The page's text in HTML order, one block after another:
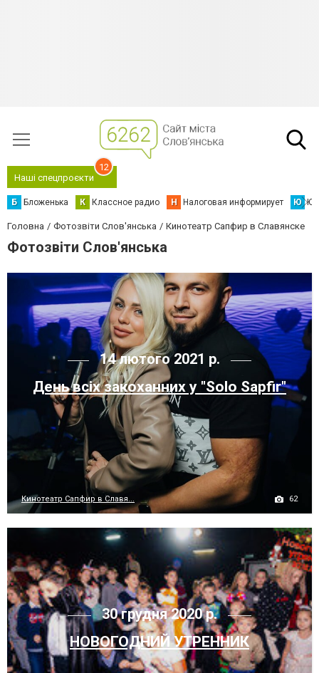
Наші спецпроєкти
12
Б Бложенька К Классное радио Н Налоговая информирует Ю
Головна Фотозвіти Слов'янська Кинотеатр Сапфир в Славянске
Фотозвіти Слов'янська
14 лютого 2021 р.
День всіх закоханних у "Solo Sapfir"
Кинотеатр Сапфир в Славя... 62
30 грудня 2020 р.
НОВОГОДНИЙ УТРЕННИК